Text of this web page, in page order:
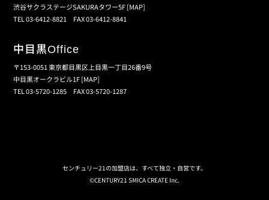
渋谷サクラステージSAKURAタワー5F[MAP]
TEL 03-6412-8821 FAX 03-6412-8841
中目黒Office
〒153-0051 東京都目黒区上目黒一丁目26番9号
中目黒オークラビル1F[MAP]
TEL 03-5720-1285 FAX 03-5720-1287
センチュリー21の加盟店は、すべて独立・自営です。
©CENTURY21 SMICA CREATE Inc.